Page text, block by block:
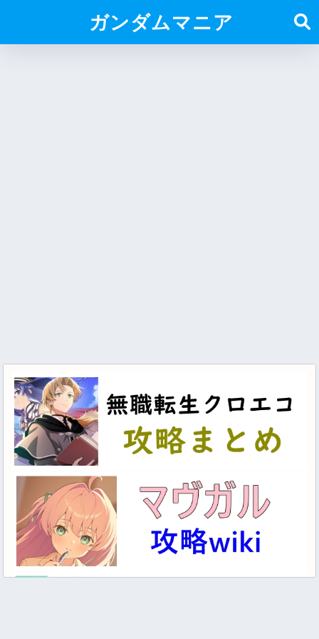
ガンダムマニア